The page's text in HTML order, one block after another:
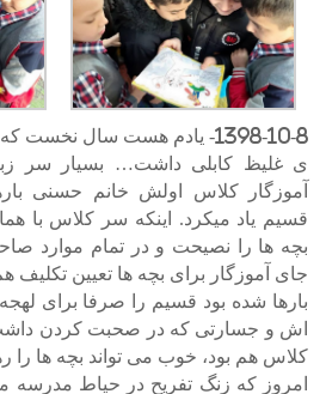
1398-10-8- یادم هست سال
ی غلیظ کابلی داشت… بسیار سر
آموزگار کلاس اولش خانم حسنی
قسیم یاد میکرد. اینکه سر کلاس با
بچه ها را نصیحت و در تمام موارد
جای آموزگار برای بچه ها تعیین تکلیف
بارها شده بود قسیم را صرفا برای
اش و جسارتی که در صحبت کردن داشت
کلاس هم بود، خوب می تواند بچه ها را
امروز که زنگ تفریح در حیاط مدرسه